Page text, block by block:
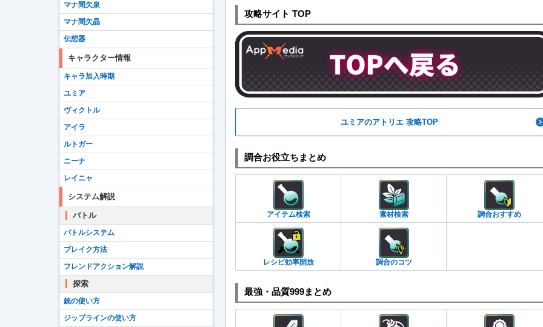
攻略サイト TOP
ユミアのアトリエ 攻略TOP
調合お役立ちまとめ
アイテム検索 素材検索 調合おすすめ
レシピ効率開放 調合のコツ
最強・品質999まとめ
マナ間欠泉
マナ間欠晶
伝想器
キャラクター情報
キャラ加入時期
ユミア
ヴィクトル
アイラ
ルトガー
ニーナ
レイニャ
システム解説
バトル
バトルシステム
ブレイク方法
フレンドアクション解説
探索
銃の使い方
ジップラインの使い方